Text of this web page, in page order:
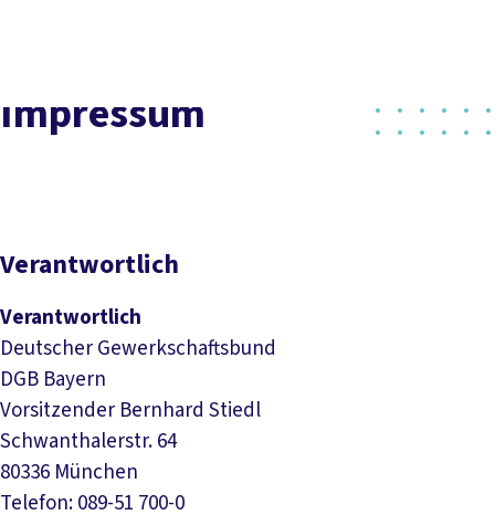
Impressum
Verantwortlich
Verantwortlich
Deutscher Gewerkschaftsbund
DGB Bayern
Vorsitzender Bernhard Stiedl
Schwanthalerstr. 64
80336 München
Telefon: 089-51 700-0